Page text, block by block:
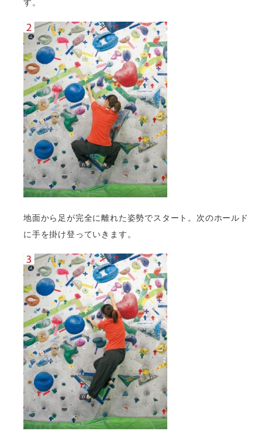
地面から足が完全に離れた姿勢でスタート。次のホールド
に手を掛け登っていきます。